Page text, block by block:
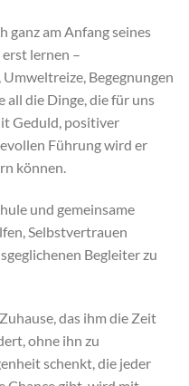
ganz am Anfang seines
erst lernen –
Begegnungen
all die Dinge, die für uns
Geduld, positiver
Führung wird er
können.
und gemeinsame
Selbstvertrauen
Begleiter zu
das ihm die Zeit
ohne ihn zu
schenkt, die jeder